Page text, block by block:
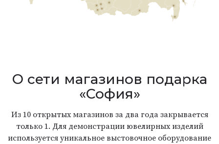
О сети магазинов подарка
«София»
Из 10 открытых магазинов за два года закрывается
только 1. Для демонстрации ювелирных изделий
используется уникальное выстовочное оборудование